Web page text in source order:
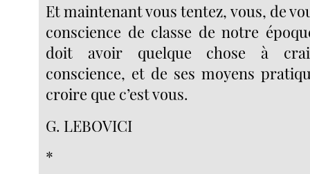
Et maintenant vous tentez, vous, de
conscience de classe de notre
doit avoir quelque chose à
conscience, et de ses moyens
croire que c’est vous.
G. LEBOVICI
*